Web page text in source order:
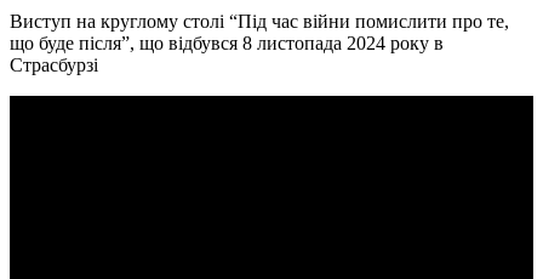
Виступ на круглому столі “Під час війни помислити про те,
що буде після”, що відбувся 8 листопада 2024 року в
Страсбурзі